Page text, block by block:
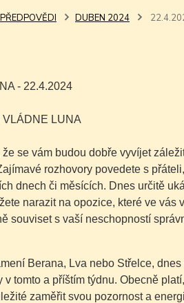
DUBEN 2024
- 22.4.2024
VLÁDNE LUNA
se vám budou dobře vyvíjet
rozhovory povedete s
dnech či měsících. Dnes určitě
narazit na opozice, které ve
souviset s vaší neschopností
Berana, Lva nebo Střelce,
v tomto a příštím týdnu. Obecně
zaměřit svou pozornost a